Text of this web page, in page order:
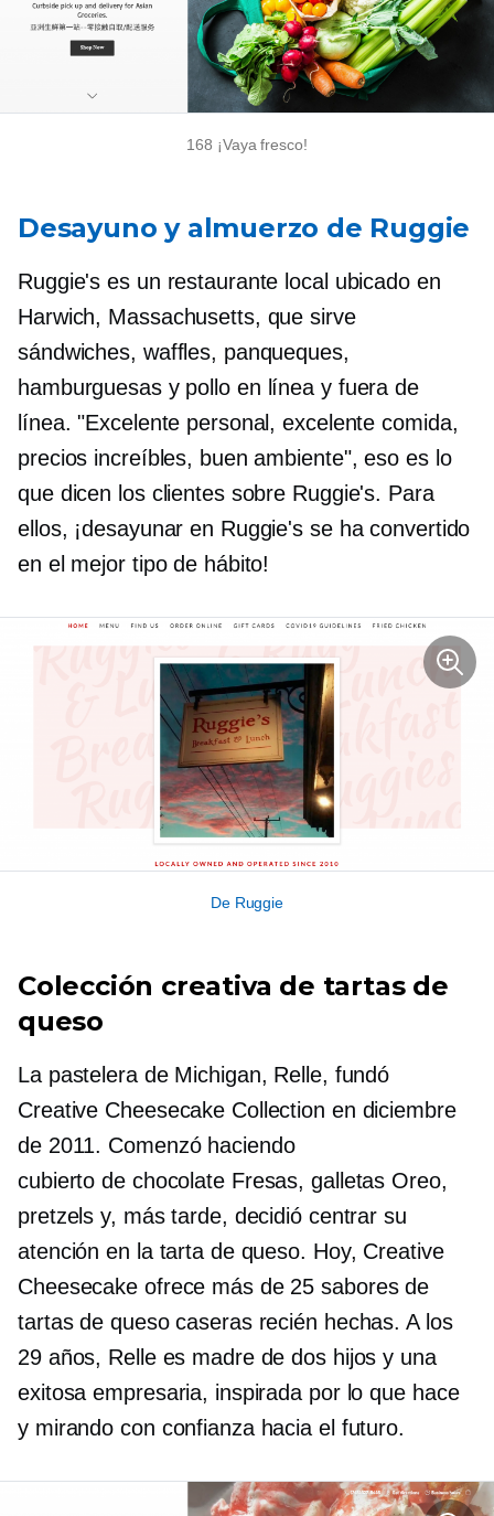
168 ¡Vaya fresco!
Desayuno y almuerzo de Ruggie
Ruggie's es un restaurante local ubicado en
Harwich, Massachusetts, que sirve
sándwiches, waffles, panqueques,
hamburguesas y pollo en línea y fuera de
línea. "Excelente personal, excelente comida,
precios increíbles, buen ambiente", eso es lo
que dicen los clientes sobre Ruggie's. Para
ellos, ¡desayunar en Ruggie's se ha convertido
en el mejor tipo de hábito!
De Ruggie
Colección creativa de tartas de
queso
La pastelera de Michigan, Relle, fundó
Creative Cheesecake Collection en diciembre
de 2011. Comenzó haciendo
cubierto de chocolateFresas, galletas Oreo,
pretzels y, más tarde, decidió centrar su
atención en la tarta de queso. Hoy, Creative
Cheesecake ofrece más de 25 sabores de
tartas de queso caseras recién hechas. A los
29 años, Relle es madre de dos hijos y una
exitosa empresaria, inspirada por lo que hace
y mirando con confianza hacia el futuro.